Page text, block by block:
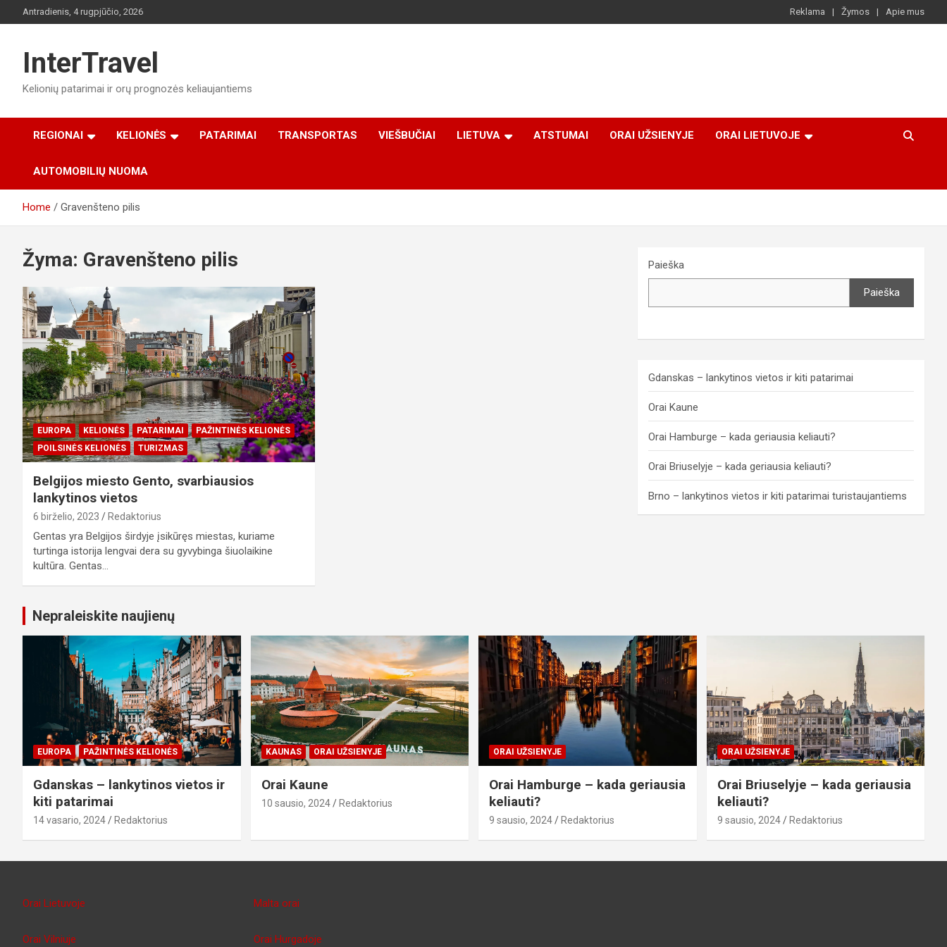
to
Antradienis, 4 rugpjūčio, 2026 Reklama Žymos Apie mus
InterTravel
Kelionių patarimai ir orų prognozės keliaujantiems
REGIONAI KELIONĖS PATARIMAI TRANSPORTAS VIEŠBUČIAI LIETUVA ATSTUMAI ORAI UŽSIENYJE ORAI LIETUVOJE
AUTOMOBILIŲ NUOMA
Home Gravenšteno pilis
Žyma: Gravenšteno pilis
EUROPA KELIONĖS PATARIMAI
PAŽINTINĖS KELIONĖS
POILSINĖS KELIONĖS
TURIZMAS
Belgijos miesto Gento, svarbiausios
lankytinos vietos
6 birželio, 2023 Redaktorius
Gentas yra Belgijos širdyje įsikūręs miestas, kuriame
turtinga istorija lengvai dera su gyvybinga šiuolaikine
kultūra. Gentas…
Paieška
Paieška
Gdanskas – lankytinos vietos ir kiti patarimai
Orai Kaune
Orai Hamburge – kada geriausia keliauti?
Orai Briuselyje – kada geriausia keliauti?
Brno – lankytinos vietos ir kiti patarimai turistaujantiems
Nepraleiskite naujienų
EUROPA PAŽINTINĖS KELIONĖS
Gdanskas – lankytinos vietos ir
kiti patarimai
14 vasario, 2024 Redaktorius
KAUNAS ORAI UŽSIENYJE
Orai Kaune
10 sausio, 2024 Redaktorius
ORAI UŽSIENYJE
Orai Hamburge – kada geriausia
keliauti?
9 sausio, 2024 Redaktorius
ORAI UŽSIENYJE
Orai Briuselyje – kada geriausia
keliauti?
9 sausio, 2024 Redaktorius
Orai Lietuvoje
Orai Vilniuje
Malta orai
Orai Hurgadoje